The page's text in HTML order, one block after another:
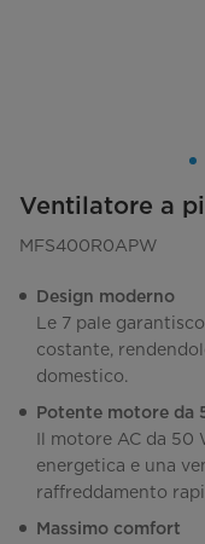
Ventilatore a
MFS400R0APW
Design moderno
Le 7 pale
costante,
domestico.
Potente motore da
Il motore AC da 50
energetica e una
raffreddamento
Massimo comfort